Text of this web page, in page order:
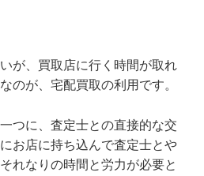
が、買取店に行く時間が取れ
のが、宅配買取の利用です。
つに、査定士との直接的な交
お店に持ち込んで査定士とや
れなりの時間と労力が必要と